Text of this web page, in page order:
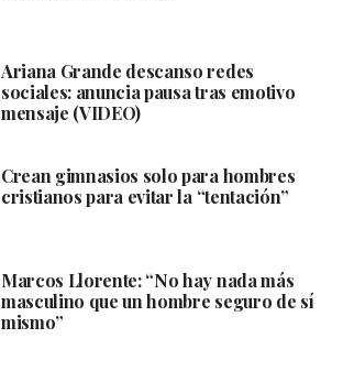
Ariana Grande descanso redes
sociales: anuncia pausa tras emotivo
mensaje (VIDEO)
Crean gimnasios solo para hombres
cristianos para evitar la “tentación”
Marcos Llorente: “No hay nada más
masculino que un hombre seguro de sí
mismo”